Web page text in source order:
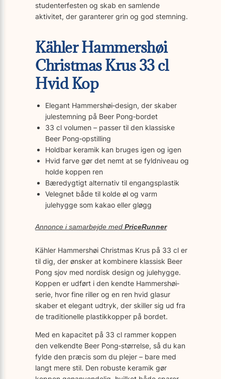
studenterfesten og skab en samlende
aktivitet, der garanterer grin og god stemning.
Kähler Hammershøi
Christmas Krus 33 cl
Hvid Kop
Elegant Hammershøi‐design, der skaber
julestemning på Beer Pong‐bordet
33 cl volumen – passer til den klassiske
Beer Pong‐opstilling
Holdbar keramik kan bruges igen og igen
Hvid farve gør det nemt at se fyldniveau og
holde koppen ren
Bæredygtigt alternativ til engangsplastik
Velegnet både til kolde øl og varm
julehygge som kakao eller gløgg
Annonce i samarbejde med PriceRunner
Kähler Hammershøi Christmas Krus på 33 cl er
til dig, der ønsker at kombinere klassisk Beer
Pong sjov med nordisk design og julehygge.
Koppen er udført i den kendte Hammershøi‐
serie, hvor fine riller og en ren hvid glasur
skaber et elegant udtryk, der skiller sig ud fra
de traditionelle plastikkopper på bordet.
Med en kapacitet på 33 cl rammer koppen
den velkendte Beer Pong‐størrelse, så du kan
fylde den præcis som du plejer – bare med
langt mere stil. Den robuste keramik gør